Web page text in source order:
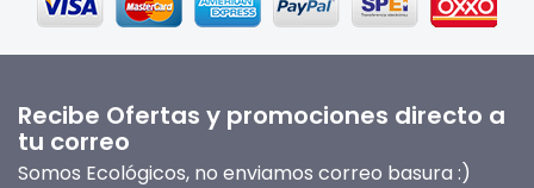
Recibe Ofertas y promociones directo a
tu correo
Somos Ecológicos, no enviamos correo basura :)